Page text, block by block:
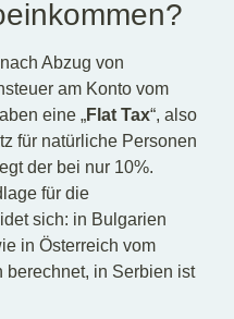
Abzug von
am Konto vom
eine „Flat Tax“, also
für natürliche Personen
der bei nur 10%.
für die
sich: in Bulgarien
in Österreich vom
in Serbien ist